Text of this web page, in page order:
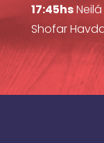
17:45hsNeilá
Shofar